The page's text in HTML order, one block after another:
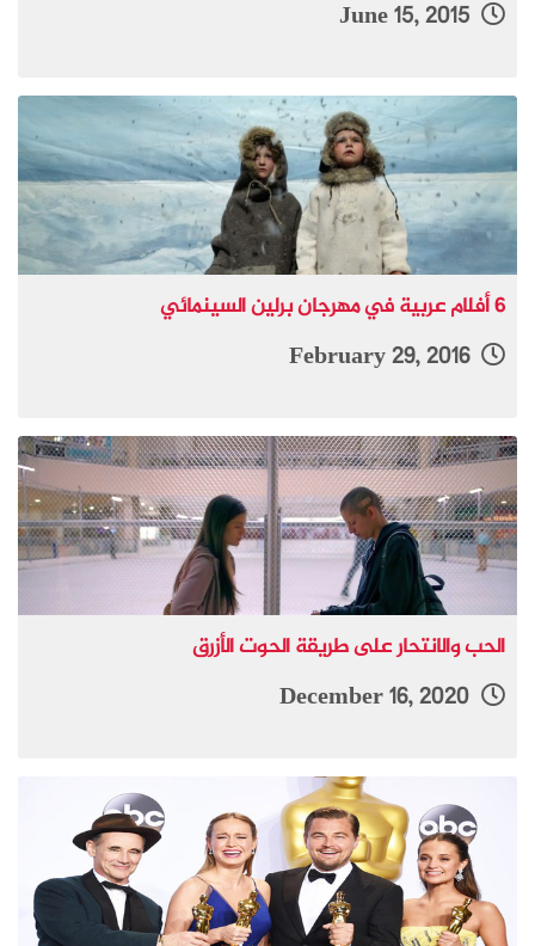
6 أفلام عربية في مهرجان برلين السينمائي
February 29, 2016
الحب والانتحار على طريقة الحوت الأزرق